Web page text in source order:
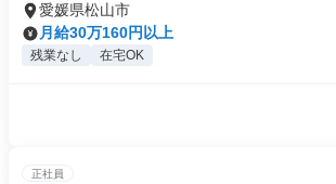
愛媛県松山市
月給30万160円以上
残業なし 在宅OK
正社員